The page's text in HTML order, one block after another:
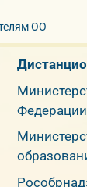
ОО
Федерации